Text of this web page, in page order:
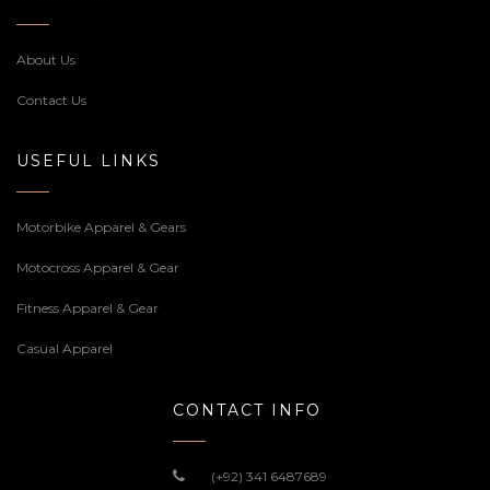
About Us
Contact Us
USEFUL LINKS
Motorbike Apparel & Gears
Motocross Apparel & Gear
Fitness Apparel & Gear
Casual Apparel
CONTACT INFO
(+92) 341 6487689